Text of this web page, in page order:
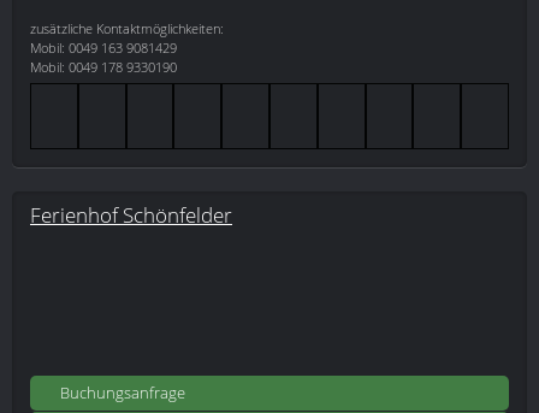
zusätzliche Kontaktmöglichkeiten:
Mobil: 0049 163 9081429
Mobil: 0049 178 9330190
Ferienhof Schönfelder
Buchungsanfrage